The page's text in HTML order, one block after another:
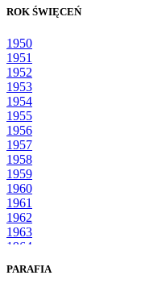
ROK ŚWIĘCEŃ
1950
1951
1952
1953
1954
1955
1956
1957
1958
1959
1960
1961
1962
1963
1964
1966
PARAFIA